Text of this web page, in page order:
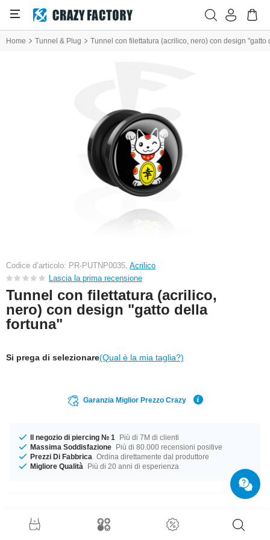
Home Tunnel & Plug Tunnel con filettatura (acrilico, nero) con design "gatto
Codice d’articolo: PR-PUTNP0035, Acrilico
Lascia la prima recensione
Tunnel con filettatura (acrilico,
nero) con design "gatto della
fortuna"
Si prega di selezionare(Qual è la mia taglia?)
Garanzia Miglior Prezzo Crazy
Il negozio di piercing № 1
Più di 7M di clienti
Massima Soddisfazione Più di 80.000 recensioni positive
Prezzi Di Fabbrica Ordina direttamente dal produttore
Migliore Qualità
Più di 20 anni di esperienza
Dettagli prodotto